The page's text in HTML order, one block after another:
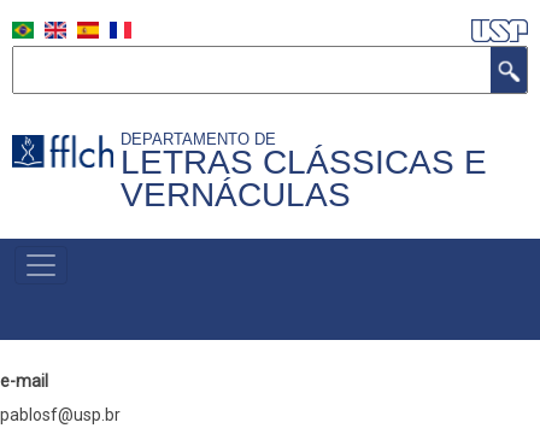
to
DEPARTAMENTO DE
LETRAS CLÁSSICAS E
VERNÁCULAS
MENU
e-mail
pablosf@usp.br